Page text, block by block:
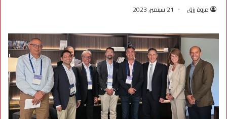
مروة رزق 21 سبتمبر، 2023